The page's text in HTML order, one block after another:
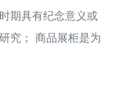
期具有纪念意义或
究； 商品展柜是为